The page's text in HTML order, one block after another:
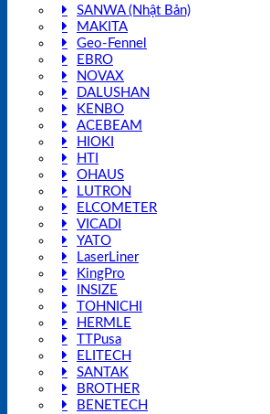
SANWA (Nhật Bản)
MAKITA
Geo-Fennel
EBRO
NOVAX
DALUSHAN
KENBO
ACEBEAM
HIOKI
HTI
OHAUS
LUTRON
ELCOMETER
VICADI
YATO
LaserLiner
KingPro
INSIZE
TOHNICHI
HERMLE
TTPusa
ELITECH
SANTAK
BROTHER
BENETECH